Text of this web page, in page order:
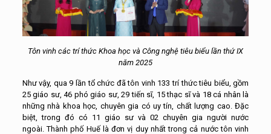
Tôn vinh các trí thức Khoa học và Công nghệ tiêu biểu lần thứ IX
năm 2025
Như vậy, qua 9 lần tổ chức đã tôn vinh 133 trí thức tiêu biểu, gồm
25 giáo sư, 46 phó giáo sư, 29 tiến sĩ, 15 thạc sĩ và 18 cá nhân là
những nhà khoa học, chuyên gia có uy tín, chất lượng cao. Đặc
biệt, trong đó có 11 giáo sư và 02 chuyên gia người nước
ngoài. Thành phốHuế là đơn vị duy nhất trong cả nước tôn vinh